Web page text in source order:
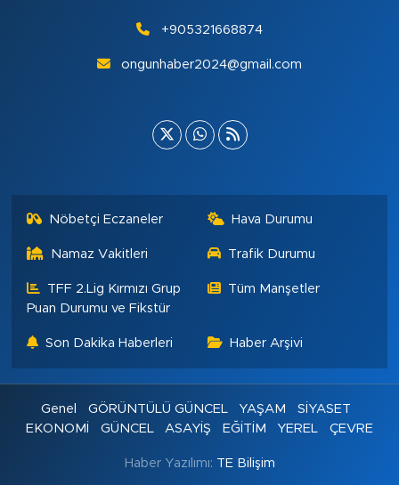
+905321668874
ongunhaber2024@gmail.com
Nöbetçi Eczaneler Hava Durumu
Namaz Vakitleri Trafik Durumu
TFF 2.Lig Kırmızı Grup
Puan Durumu ve Fikstür
Tüm Manşetler
Son Dakika Haberleri Haber Arşivi
Genel GÖRÜNTÜLÜ GÜNCEL YAŞAM
SİYASET
EKONOMİ
GÜNCEL ASAYİŞ EĞİTİM YEREL ÇEVRE
Haber Yazılımı: TE Bilişim